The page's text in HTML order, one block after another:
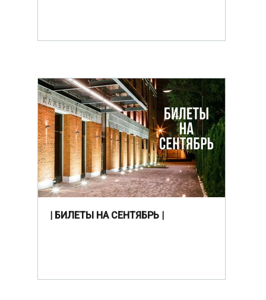
| БИЛЕТЫ НА СЕНТЯБРЬ |